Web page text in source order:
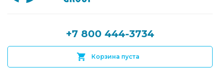
+7 800 444-3734
Корзина пуста